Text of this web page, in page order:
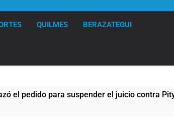
QUILMES BERAZATEGUI
para suspender el juicio contra Pity Alvarez